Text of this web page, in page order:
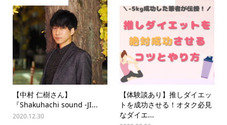
【中村 仁樹さん】
『Shakuhachi sound -JI...
2020.12.30
【体験談あり】推しダイエッ
トを成功させる！オタク必見
なダイエ...